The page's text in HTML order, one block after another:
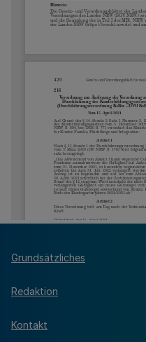
Grundsätzliches
Redaktion
Kontakt